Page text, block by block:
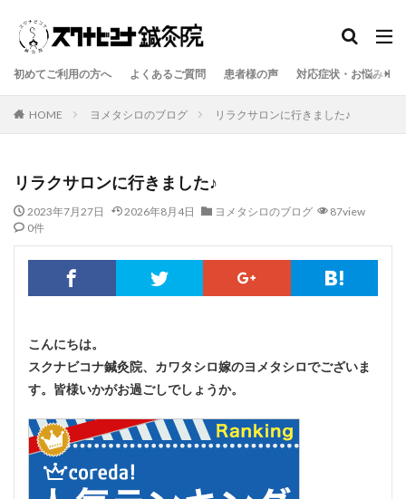
初めてご利用の方へ よくあるご質問 患者様の声 対応症状・お悩み一覧
HOME ヨメタシロのブログ リラクサロンに行きました♪
リラクサロンに行きました♪
2023年7月27日 2026年8月4日 ヨメタシロのブログ
87view
0件
こんにちは。
スクナビコナ鍼灸院、カワタシロ嫁のヨメタシロでございま
す。皆様いかがお過ごしでしょうか。